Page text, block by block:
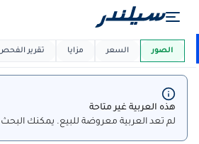
العربية دي ماركت
هذه العربية غير متاحة
لم تعد العربية معروضة للبيع. يمكنك
الصور السعر مزايا تقرير الفحص